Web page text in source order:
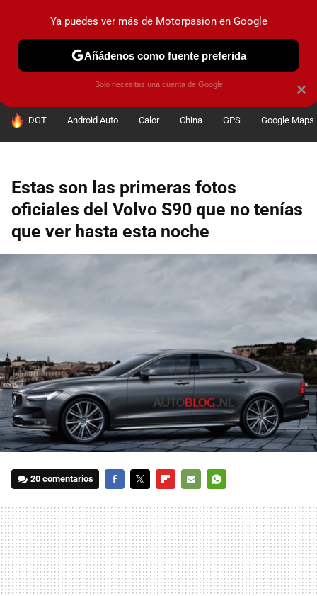
PRUEBAS COCHES ELÉCTRICOS OBSERVATORIO
HOY SE HABLA DE
DGT Android Auto Calor China GPS Google Maps
Estas son las primeras fotos
oficiales del Volvo S90 que no tenías
que ver hasta esta noche
20 comentarios
MAIL
×
Ya puedes ver más de Motorpasion en Google
Añádenos como fuente preferida
Solo necesitas una cuenta de Google